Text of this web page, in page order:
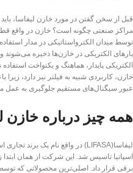
قبل از سخن گفتن در مورد خازن لیفاسا،
مراکز صنعتی چگونه است؟ خازن در واقع
توسط میدان الکترواستاتیکی در مدار
بارهای الکتریکی در خازن‌ها ذخیره می‌شوند
الکتریکی پایدار، هماهنگ و یکنواخت
خازن، کاربردی شبیه به فیلتر نیز دارد،
عبور سیگنال‌های مستقیم جلوگیری به عمل
همه چیز درباره خازن
اسپانیا تاسیس شد. این شرکت از همان ابتدا
برقی قرار داد. اصلی‌ترین محصولاتی که